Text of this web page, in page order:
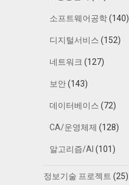
소프트웨어공학(140)
디지털서비스 (152)
네트워크 (127)
보안(143)
데이터베이스 (72)
CA/운영체제 (128)
알고리즘/AI (101)
정보기술 프로젝트 (25)